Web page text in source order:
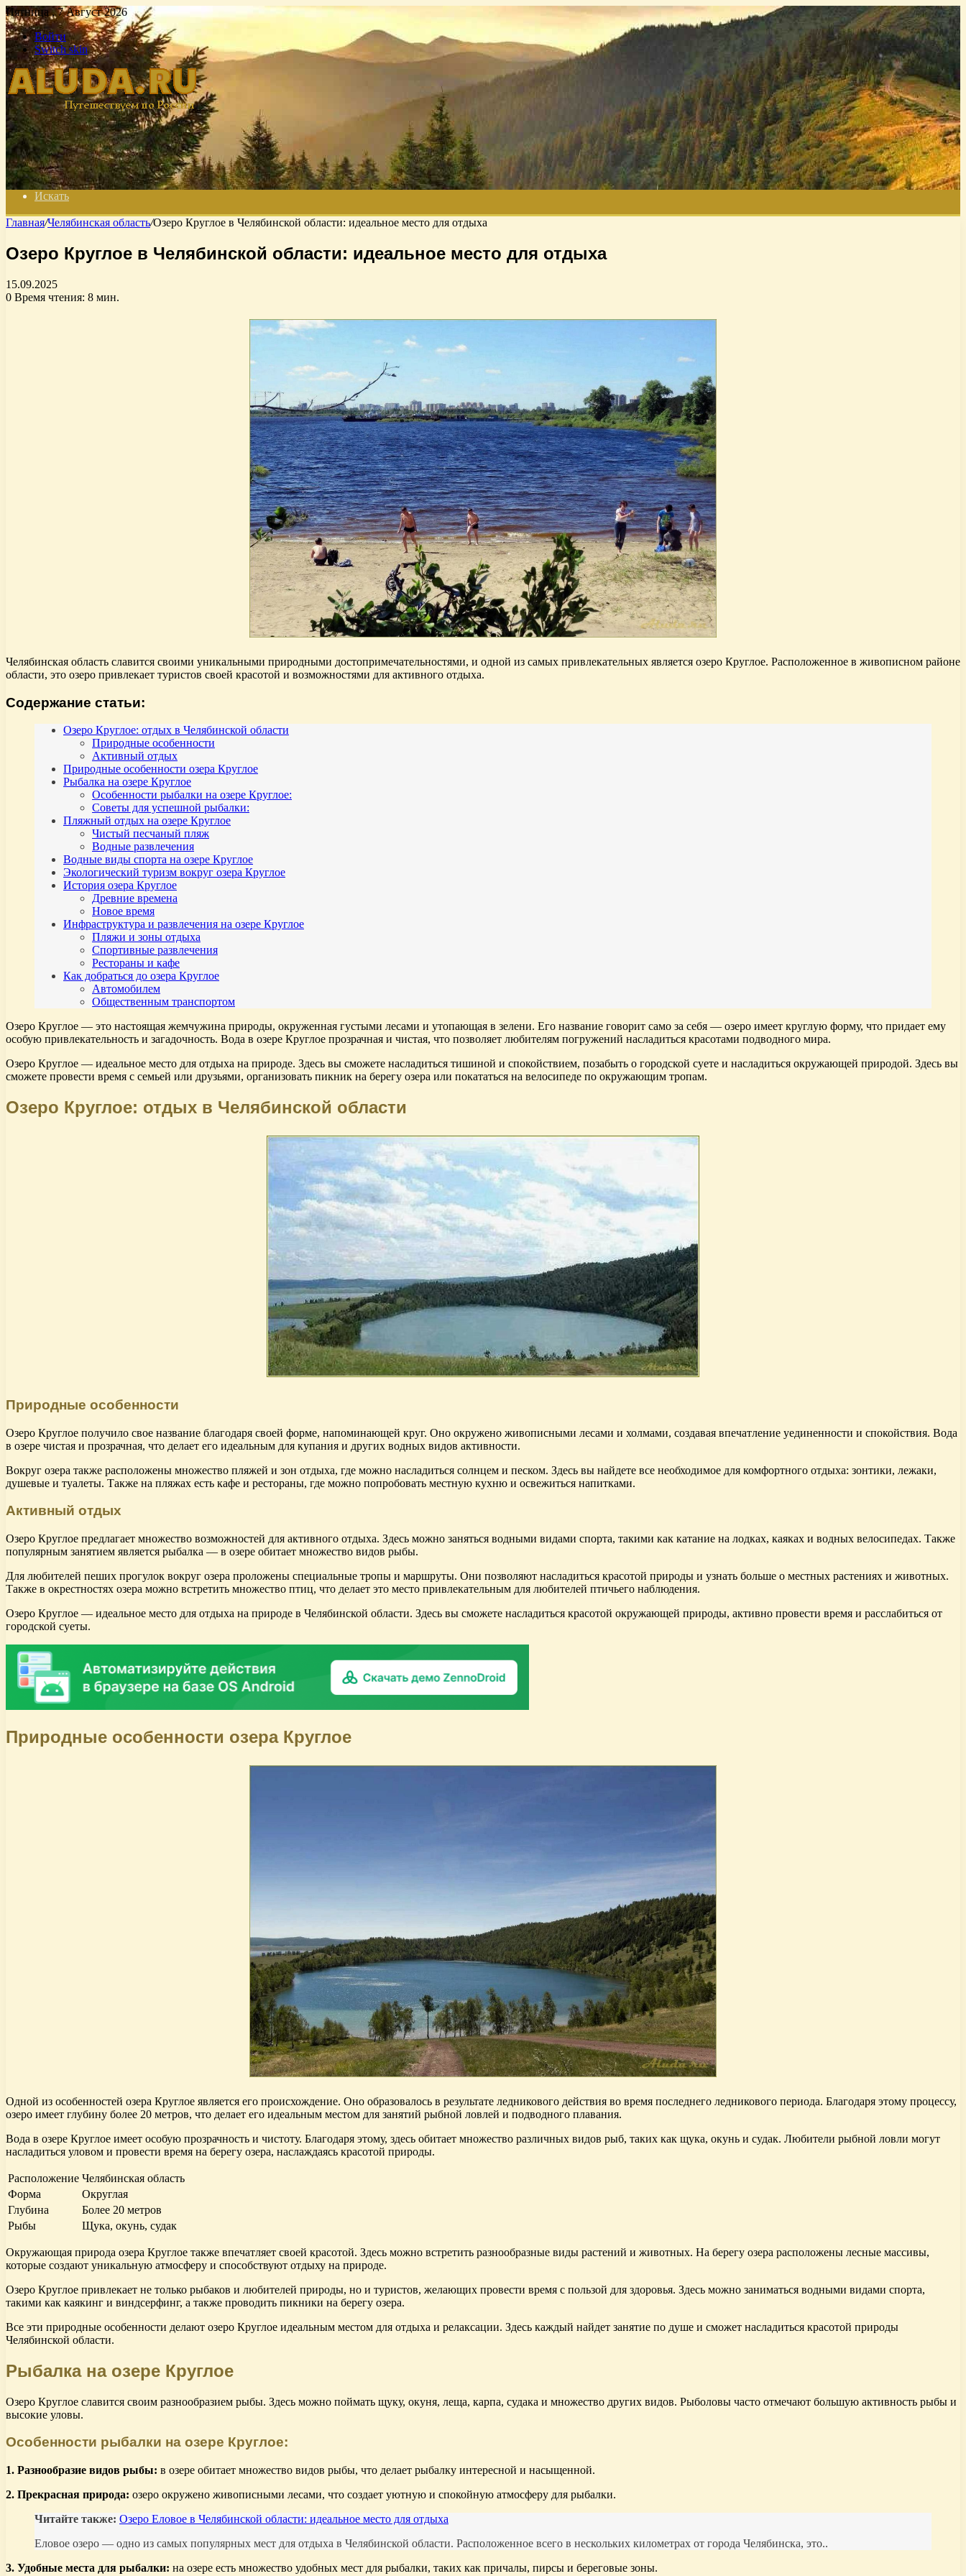
Пятница , 7 Август 2026
Войти
Switch skin
Искать
Главная/Челябинская область/Озеро Круглое в Челябинской области: идеальное место для отдыха
Озеро Круглое в Челябинской области: идеальное место для отдыха
15.09.2025
0 Время чтения: 8 мин.
Челябинская область славится своими уникальными природными достопримечательностями, и одной из самых привлекательных является озеро Круглое. Расположенное в живописном районе
области, это озеро привлекает туристов своей красотой и возможностями для активного отдыха.
Содержание статьи:
Озеро Круглое: отдых в Челябинской области
Природные особенности
Активный отдых
Природные особенности озера Круглое
Рыбалка на озере Круглое
Особенности рыбалки на озере Круглое:
Советы для успешной рыбалки:
Пляжный отдых на озере Круглое
Чистый песчаный пляж
Водные развлечения
Водные виды спорта на озере Круглое
Экологический туризм вокруг озера Круглое
История озера Круглое
Древние времена
Новое время
Инфраструктура и развлечения на озере Круглое
Пляжи и зоны отдыха
Спортивные развлечения
Рестораны и кафе
Как добраться до озера Круглое
Автомобилем
Общественным транспортом
Озеро Круглое — это настоящая жемчужина природы, окруженная густыми лесами и утопающая в зелени. Его название говорит само за себя — озеро имеет круглую форму, что придает ему
особую привлекательность и загадочность. Вода в озере Круглое прозрачная и чистая, что позволяет любителям погружений насладиться красотами подводного мира.
Озеро Круглое — идеальное место для отдыха на природе. Здесь вы сможете насладиться тишиной и спокойствием, позабыть о городской суете и насладиться окружающей природой. Здесь вы
сможете провести время с семьей или друзьями, организовать пикник на берегу озера или покататься на велосипеде по окружающим тропам.
Озеро Круглое: отдых в Челябинской области
Природные особенности
Озеро Круглое получило свое название благодаря своей форме, напоминающей круг. Оно окружено живописными лесами и холмами, создавая впечатление уединенности и спокойствия. Вода
в озере чистая и прозрачная, что делает его идеальным для купания и других водных видов активности.
Вокруг озера также расположены множество пляжей и зон отдыха, где можно насладиться солнцем и песком. Здесь вы найдете все необходимое для комфортного отдыха: зонтики, лежаки,
душевые и туалеты. Также на пляжах есть кафе и рестораны, где можно попробовать местную кухню и освежиться напитками.
Активный отдых
Озеро Круглое предлагает множество возможностей для активного отдыха. Здесь можно заняться водными видами спорта, такими как катание на лодках, каяках и водных велосипедах. Также
популярным занятием является рыбалка — в озере обитает множество видов рыбы.
Для любителей пеших прогулок вокруг озера проложены специальные тропы и маршруты. Они позволяют насладиться красотой природы и узнать больше о местных растениях и животных.
Также в окрестностях озера можно встретить множество птиц, что делает это место привлекательным для любителей птичьего наблюдения.
Озеро Круглое — идеальное место для отдыха на природе в Челябинской области. Здесь вы сможете насладиться красотой окружающей природы, активно провести время и расслабиться от
городской суеты.
Природные особенности озера Круглое
Одной из особенностей озера Круглое является его происхождение. Оно образовалось в результате ледникового действия во время последнего ледникового периода. Благодаря этому процессу,
озеро имеет глубину более 20 метров, что делает его идеальным местом для занятий рыбной ловлей и подводного плавания.
Вода в озере Круглое имеет особую прозрачность и чистоту. Благодаря этому, здесь обитает множество различных видов рыб, таких как щука, окунь и судак. Любители рыбной ловли могут
насладиться уловом и провести время на берегу озера, наслаждаясь красотой природы.
Расположение Челябинская область
Форма
Округлая
Глубина
Более 20 метров
Рыбы
Щука, окунь, судак
Окружающая природа озера Круглое также впечатляет своей красотой. Здесь можно встретить разнообразные виды растений и животных. На берегу озера расположены лесные массивы,
которые создают уникальную атмосферу и способствуют отдыху на природе.
Озеро Круглое привлекает не только рыбаков и любителей природы, но и туристов, желающих провести время с пользой для здоровья. Здесь можно заниматься водными видами спорта,
такими как каякинг и виндсерфинг, а также проводить пикники на берегу озера.
Все эти природные особенности делают озеро Круглое идеальным местом для отдыха и релаксации. Здесь каждый найдет занятие по душе и сможет насладиться красотой природы
Челябинской области.
Рыбалка на озере Круглое
Озеро Круглое славится своим разнообразием рыбы. Здесь можно поймать щуку, окуня, леща, карпа, судака и множество других видов. Рыболовы часто отмечают большую активность рыбы и
высокие уловы.
Особенности рыбалки на озере Круглое:
1. Разнообразие видов рыбы: в озере обитает множество видов рыбы, что делает рыбалку интересной и насыщенной.
2. Прекрасная природа: озеро окружено живописными лесами, что создает уютную и спокойную атмосферу для рыбалки.
Читайте также: Озеро Еловое в Челябинской области: идеальное место для отдыха
Еловое озеро — одно из самых популярных мест для отдыха в Челябинской области. Расположенное всего в нескольких километрах от города Челябинска, это..
3. Удобные места для рыбалки: на озере есть множество удобных мест для рыбалки, таких как причалы, пирсы и береговые зоны.